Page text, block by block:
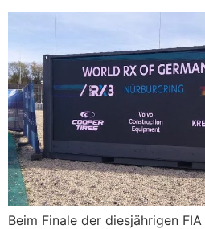
Beim Finale der diesjährigen